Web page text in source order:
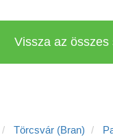
Vissza az
Törcsvár (Bran)